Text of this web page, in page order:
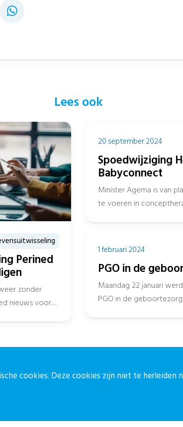
Lees ook
Perined
zonder
nieuws voor
20 september 2024
Spoedwijziging
Babyconnect
Minister Agema is van
te voeren in
1 februari 2024
PGO in de
Maandag 22 januari
PGO in de
Blijf op
cookies. Deze cookies zijn niet te herleiden